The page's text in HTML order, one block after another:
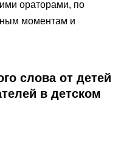
ораторами, по
моментам и
слова от детей
в детском